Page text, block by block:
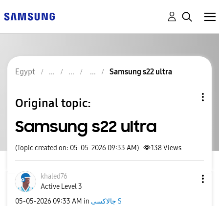
Egypt Samsung s22 ultra
Original topic:
Samsung s22 ultra
(Topic created on: 05-05-2026 09:33 AM) 138Views
khaled76
Active Level 3
‎05-05-2026 09:33 AM in جالاكسى S